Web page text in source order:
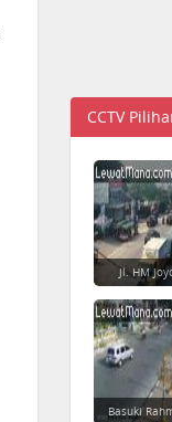
CCTV
Jl. HM
Basuki